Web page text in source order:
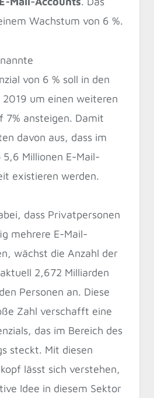
Wachstum von 6 %.
von 6 % soll in den
2019 um einen weiteren
7% ansteigen. Damit
davon aus, dass im
Millionen E-Mail-
existieren werden.
dass Privatpersonen
mehrere E-Mail-
wächst die Anzahl der
2,672 Milliarden
Personen an. Diese
Zahl verschafft eine
das im Bereich des
steckt. Mit diesen
lässt sich verstehen,
Idee in diesem Sektor